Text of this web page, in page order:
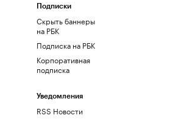
Подписки
Скрыть баннеры
на РБК
Подписка на РБК
Корпоративная
подписка
Уведомления
RSS Новости